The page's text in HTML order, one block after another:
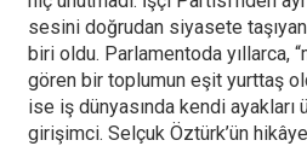
sesini doğrudan siyasete taşıyan
biri oldu. Parlamentoda yıllarca,
gören bir toplumun eşit yurttaş
ise iş dünyasında kendi ayakları
girişimci. Selçuk Öztürk’ün